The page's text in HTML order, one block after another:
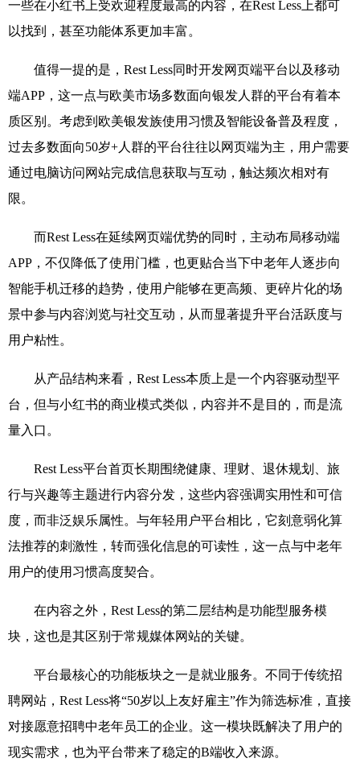
一些在小红书上受欢迎程度最高的内容，在Rest Less 上都可
以找到，甚至功能体系更加丰富。
值得一提的是， Rest Less同时开发网页端平台以及移动
端APP ，这一点与欧美市场多数面向银发人群的平台有着本
质区别。考虑到欧美银发族使用习惯及智能设备普及程度，
过去多数面向50岁+人群的平台往往以网页端为主，用户需要
通过电脑访问网站完成信息获取与互动，触达频次相对有
限。
而Rest Less在延续网页端优势的同时，主动布局移动端
APP ，不仅降低了使用门槛，也更贴合当下中老年人逐步向
智能手机迁移的趋势，使用户能够在更高频、更碎片化的场
景中参与内容浏览与社交互动，从而显著提升平台活跃度与
用户粘性。
从产品结构来看， Rest Less本质上是一个内容驱动型平
台，但与小红书的商业模式类似，内容并不是目的，而是流
量入口。
Rest Less平台首页长期围绕健康、理财、退休规划、旅
行与兴趣等主题进行内容分发，这些内容强调实用性和可信
度，而非泛娱乐属性。与年轻用户平台相比，它刻意弱化算
法推荐的刺激性，转而强化信息的可读性，这一点与中老年
用户的使用习惯高度契合。
在内容之外， Rest Less的第二层结构是功能型服务模
块，这也是其区别于常规媒体网站的关键。
平台最核心的功能板块之一是就业服务。不同于传统招
聘网站， Rest Less将“50岁以上友好雇主”作为筛选标准，直接
对接愿意招聘中老年员工的企业。这一模块既解决了用户的
现实需求，也为平台带来了稳定的B端收入来源。